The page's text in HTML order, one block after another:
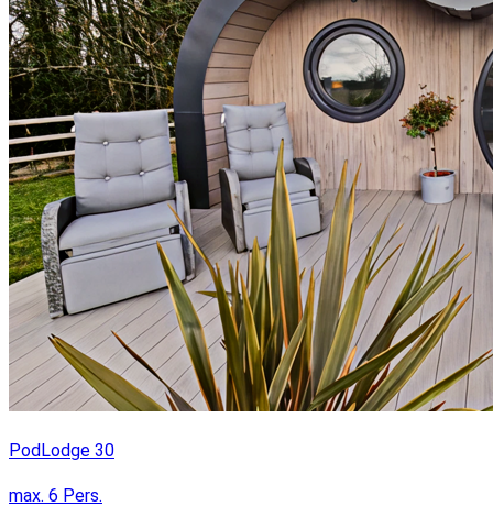
PodLodge 30
max. 6 Pers.